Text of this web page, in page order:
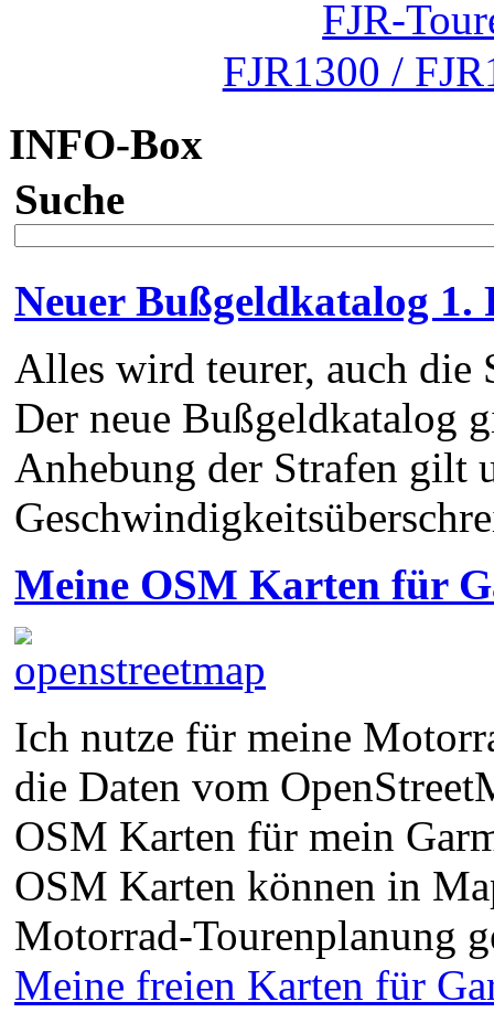
FJR-
FJR1300 /
INFO-Box
Suche
Neuer Bußgeldkatalog 1.
Alles wird teurer, auch die
Der neue Bußgeldkatalog
Anhebung der Strafen gilt
Meine OSM Karten für
Ich nutze für meine
die Daten vom
OSM Karten für mein
OSM Karten können in
Motorrad-Tourenplanung
Meine freien Karten für